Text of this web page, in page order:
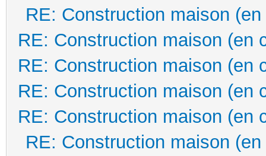
RE: Construction maison
RE: Construction maison (en
RE: Construction maison (en
RE: Construction maison (en
RE: Construction maison (en
RE: Construction maison